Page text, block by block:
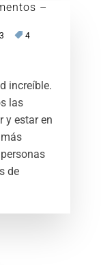
–
4
increíble.
las
y estar en
de